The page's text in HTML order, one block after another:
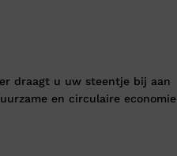
draagt u uw steentje bij aan
en circulaire economie